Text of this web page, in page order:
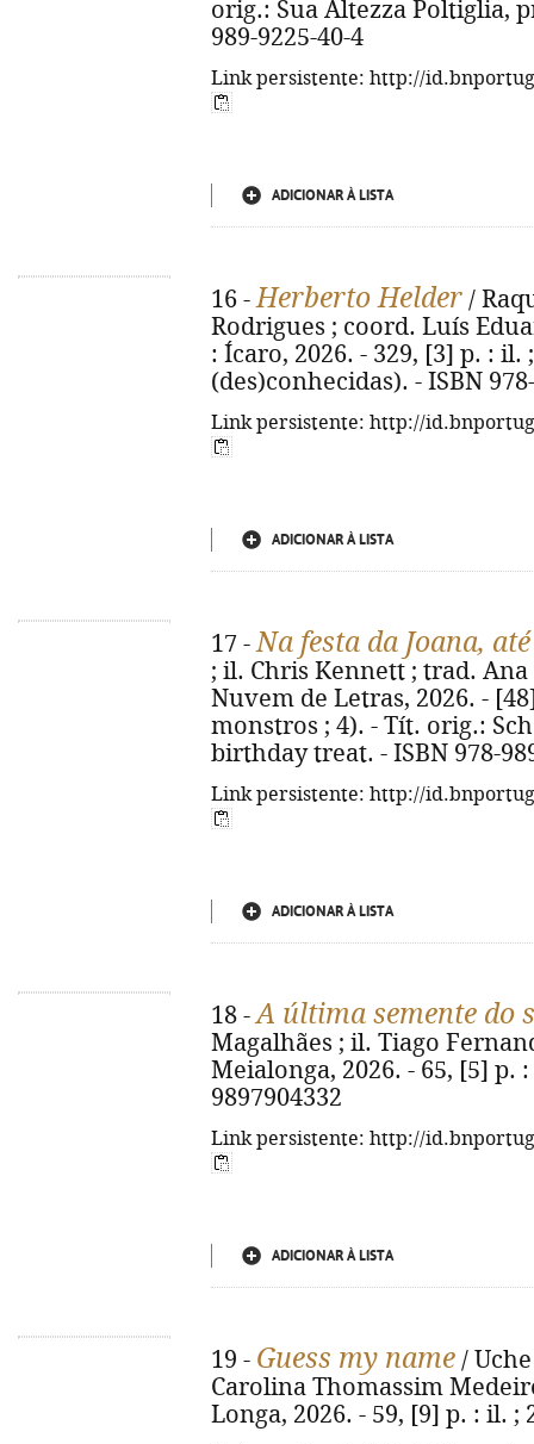
orig.: Sua Altezza Poltiglia,
989-9225-40-4
Link persistente: http://
ADICIONAR À LISTA
16 -Herberto Helder /
Rodrigues ; coord. Luís
: Ícaro, 2026. - 329, [3] p. : il.
(des)conhecidas). - ISBN
Link persistente: http://
ADICIONAR À LISTA
17 -Na festa da Joana,
; il. Chris Kennett ; trad. Ana
Nuvem de Letras, 2026. -
monstros ; 4). - Tít. orig.:
birthday treat. - ISBN 978-
Link persistente: http://
ADICIONAR À LISTA
18 -A última semente do
Magalhães ; il. Tiago
Meialonga, 2026. - 65, [5] p.
9897904332
Link persistente: http://
ADICIONAR À LISTA
19 - Guess my name /
Carolina Thomassim
Longa, 2026. - 59, [9] p. : il. ;